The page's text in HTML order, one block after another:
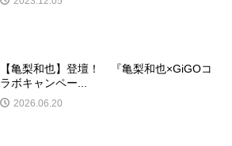
【亀梨和也】登壇！ 『亀梨和也×GiGOコ
ラボキャンペー...
2026.06.20